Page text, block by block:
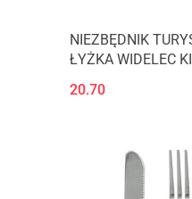
NIEZBĘDNIK
ŁYŻKA WIDELEC
20.70